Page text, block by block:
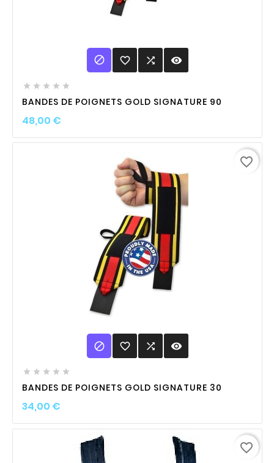
 favorite_border  visibility
    
BANDES DE POIGNETS GOLD SIGNATURE 90
48,00 €Prix
 favorite_border  visibility
    
BANDES DE POIGNETS GOLD SIGNATURE 30
34,00 €Prix
favorite_border
favorite_border